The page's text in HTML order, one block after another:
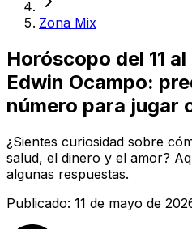
Zona Mix
Horóscopo del 11
Edwin Ocampo:
número para jugar
¿Sientes curiosidad sobre
salud, el dinero y el amor?
algunas respuestas.
Publicado: 11 de mayo de